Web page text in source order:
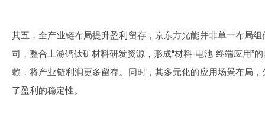
其五，全产业链布局提升盈利留存，京东方光能并非单一布局
司，整合上游钙钛矿材料研发资源，形成“材料-电池-终端应用”
赖，将产业链利润更多留存。同时，其多元化的应用场景布局
了盈利的稳定性。